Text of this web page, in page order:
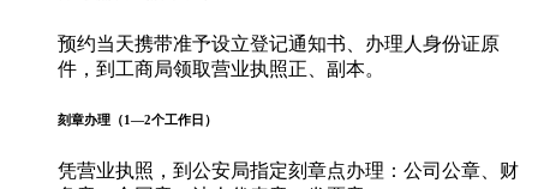
预约当天携带准予设立登记通知书、办理人身份证原
件，到工商局领取营业执照正、副本。
刻章办理（1—2个工作日）
凭营业执照，到公安局指定刻章点办理：公司公章、财